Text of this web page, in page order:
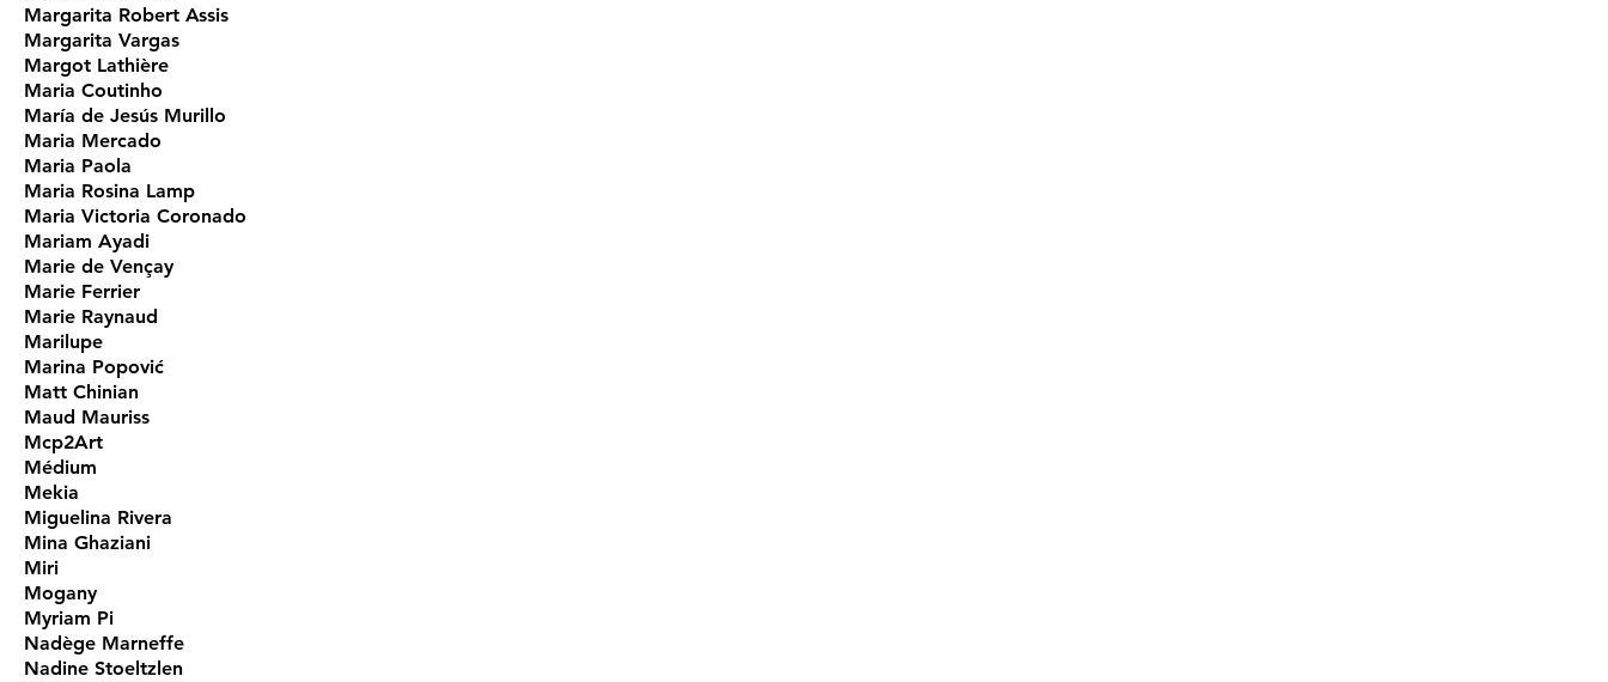
Margarita Robert Assis
Margarita Vargas
Margot Lathière
Maria Coutinho
María de Jesús Murillo
Maria Mercado
Maria Paola
Maria Rosina Lamp
Maria Victoria Coronado
Mariam Ayadi
Marie de Vençay
Marie Ferrier
Marie Raynaud
Marilupe
Marina Popović
Matt Chinian
Maud Mauriss
Mcp2Art
Médium
Mekia
Miguelina Rivera
Mina Ghaziani
Miri
Mogany
Myriam Pi
Nadège Marneffe
Nadine Stoeltzlen